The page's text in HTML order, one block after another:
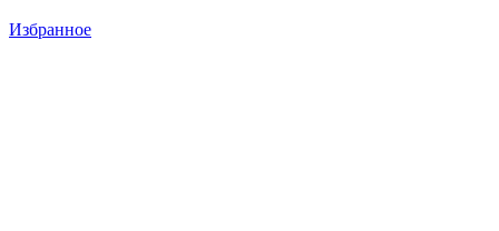
Избранное